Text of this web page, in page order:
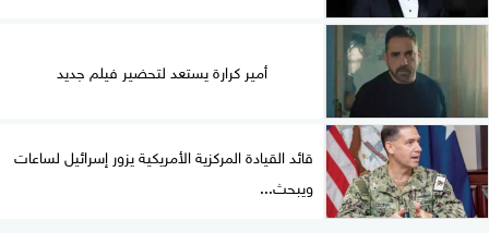
أمير كرارة يستعد لتحضير فيلم جديد
قائد القيادة المركزية الأمريكية يزور إسرائيل لساعات
ويبحث...